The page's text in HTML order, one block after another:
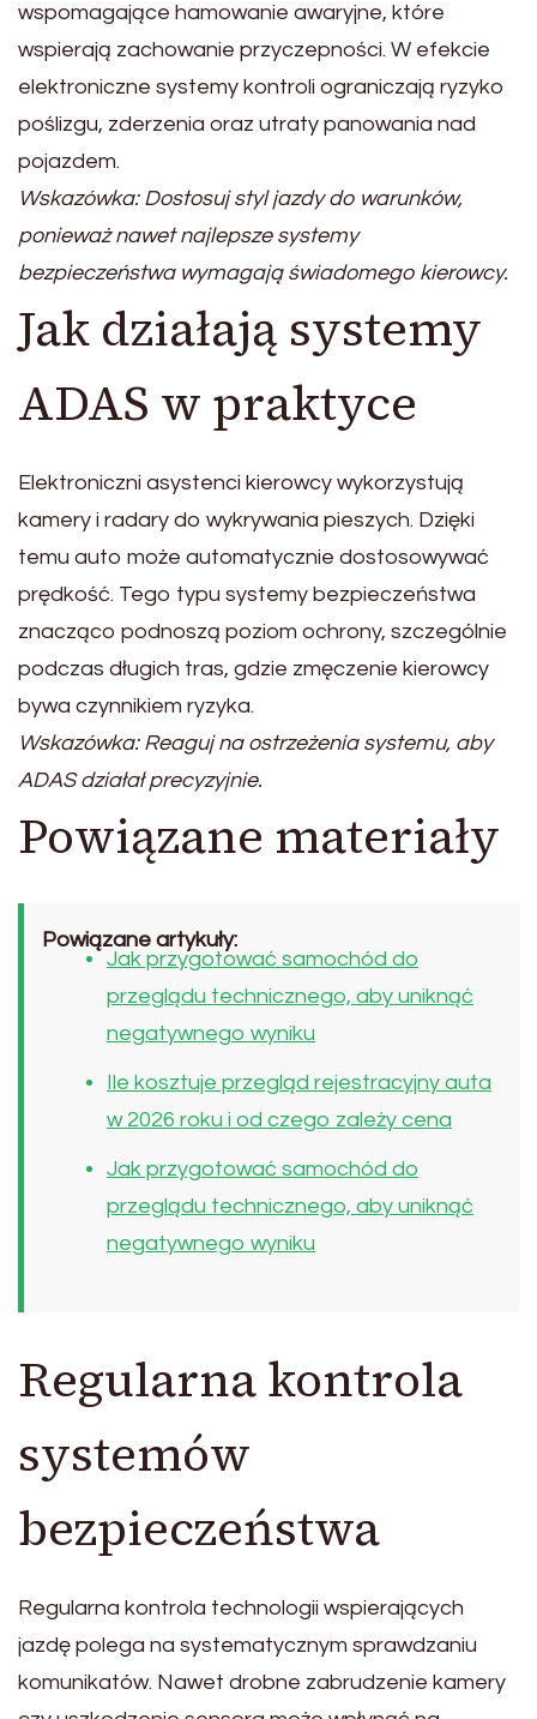
wspomagające hamowanie awaryjne, które
wspierają zachowanie przyczepności. W efekcie
elektroniczne systemy kontroli ograniczają ryzyko
poślizgu, zderzenia oraz utraty panowania nad
pojazdem.
Wskazówka: Dostosuj styl jazdy do warunków,
ponieważ nawet najlepsze systemy
bezpieczeństwa wymagają świadomego kierowcy.
Jak działają systemy
ADAS w praktyce
Elektroniczni asystenci kierowcy wykorzystują
kamery i radary do wykrywania pieszych. Dzięki
temu auto może automatycznie dostosowywać
prędkość. Tego typu systemy bezpieczeństwa
znacząco podnoszą poziom ochrony, szczególnie
podczas długich tras, gdzie zmęczenie kierowcy
bywa czynnikiem ryzyka.
Wskazówka: Reaguj na ostrzeżenia systemu, aby
ADAS działał precyzyjnie.
Powiązane materiały
Powiązane artykuły:
Jak przygotować samochód do
przeglądu technicznego, aby uniknąć
negatywnego wyniku
Ile kosztuje przegląd rejestracyjny auta
w 2026 roku i od czego zależy cena
Jak przygotować samochód do
przeglądu technicznego, aby uniknąć
negatywnego wyniku
Regularna kontrola
systemów
bezpieczeństwa
Regularna kontrola technologii wspierających
jazdę polega na systematycznym sprawdzaniu
komunikatów. Nawet drobne zabrudzenie kamery